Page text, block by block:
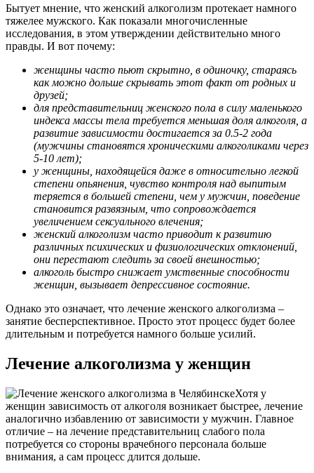
Бытует мнение, что женский алкоголизм протекает намного
тяжелее мужского. Как показали многочисленные
исследования, в этом утверждении действительно много
правды. И вот почему:
женщины часто пьют скрытно, в одиночку, стараясь
как можно дольше скрывать этот факт от родных и
друзей;
для представительниц женского пола в силу маленького
индекса массы тела требуется меньшая доля алкоголя, а
развитие зависимости достигается за 0.5-2 года
(мужчины становятся хроническими алкоголиками через
5-10 лет);
у женщины, находящейся даже в относительно легкой
степени опьянения, чувство контроля над выпитым
теряется в большей степени, чем у мужчин, поведение
становится развязным, что сопровождается
увеличением сексуального влечения;
женский алкоголизм часто приводит к развитию
различных психических и физиологических отклонений,
они перестают следить за своей внешностью;
алкоголь быстро снижает умственные способности
женщин, вызывает депрессивное состояние.
Однако это означает, что лечение женского алкоголизма –
занятие бесперспективное. Просто этот процесс будет более
длительным и потребуется намного больше усилий.
Лечение алкоголизма у женщин
Хотя у
женщин зависимость от алкоголя возникает быстрее, лечение
аналогично избавлению от зависимости у мужчин. Главное
отличие – на лечение представительниц слабого пола
потребуется со стороны врачебного персонала больше
внимания, а сам процесс длится дольше.